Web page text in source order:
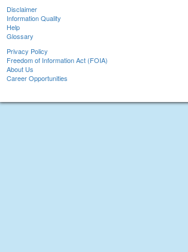
Disclaimer
Information Quality
Help
Glossary
Privacy Policy
Freedom of Information Act (FOIA)
About Us
Career Opportunities